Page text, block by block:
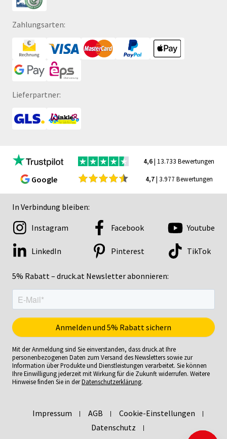
Zahlungsarten:
Lieferpartner:
4,6| 13.733 Bewertungen
Google 4,7| 3.977 Bewertungen
In Verbindung bleiben:
5% Rabatt – druck.at Newsletter abonnieren:
Instagram Facebook Youtube
LinkedIn Pinterest TikTok
Mit der Anmeldung sind Sie einverstanden, dass druck.at Ihre
personenbezogenen Daten zum Versand des Newsletters sowie zur
Information über Produkte und Dienstleistungen verarbeitet. Sie können
Ihre Einwilligung jederzeit mit Wirkung für die Zukunft widerrufen. Weitere
Hinweise finden Sie in derDatenschutzerklärung.
Impressum AGB
Cookie-Einstellungen
Datenschutz